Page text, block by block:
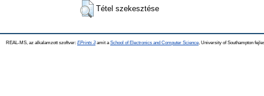
Tétel szekesztése
REAL-MS, az alkalamzott szoftver: EPrints 3amit a School of Electronics and Computer Science , University of Southampton